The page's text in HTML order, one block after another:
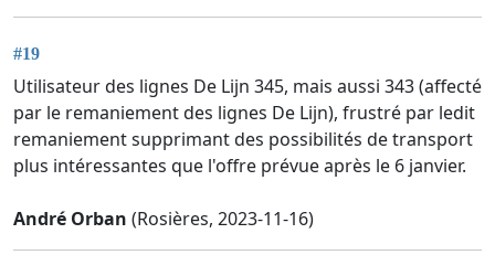
#19
Utilisateur des lignes De Lijn 345, mais aussi 343 (affecté
par le remaniement des lignes De Lijn), frustré par ledit
remaniement supprimant des possibilités de transport
plus intéressantes que l'offre prévue après le 6 janvier.
André Orban (Rosières, 2023-11-16)